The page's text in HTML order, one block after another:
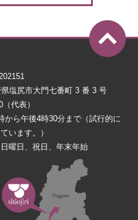
塩尻市大門七番町 3 番 3 号
代表）
から午後4時30分まで（試行的に
います。）
曜日、祝日、年末年始